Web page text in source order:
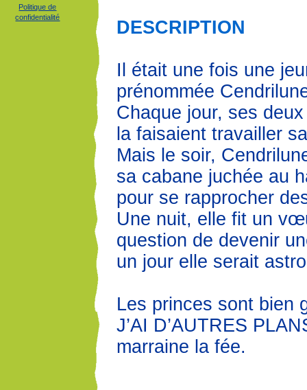
Politique de
confidentialité
DESCRIPTION
Il était une fois une
prénommée
Chaque jour, ses
la faisaient travailler
Mais le soir,
sa cabane juchée au
pour se rapprocher
Une nuit, elle fit un
question de devenir
un jour elle serait
Les princes sont bien
J’AI D’AUTRES
marraine la fée.